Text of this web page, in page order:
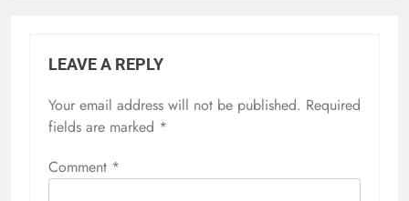
LEAVE A REPLY
Your email address will not be published. Required
fields are marked *
Comment *